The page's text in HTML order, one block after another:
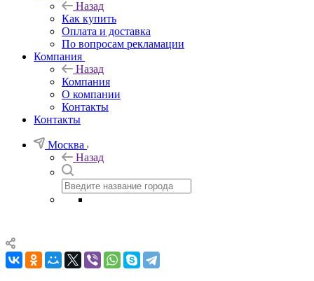
Назад
Как купить
Оплата и доставка
По вопросам рекламации
Компания
Назад
Компания
О компании
Контакты
Контакты
Москва
Назад